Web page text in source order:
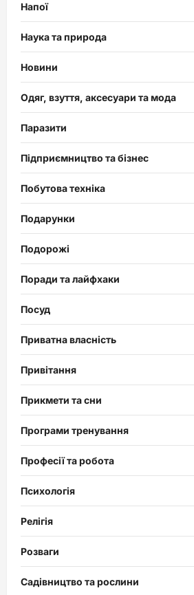
Напої
Наука та природа
Новини
Одяг, взуття, аксесуари та мода
Паразити
Підприємництво та бізнес
Побутова техніка
Подарунки
Подорожі
Поради та лайфхаки
Посуд
Приватна власність
Привітання
Прикмети та сни
Програми тренування
Професії та робота
Психологія
Релігія
Розваги
Садівництво та рослини